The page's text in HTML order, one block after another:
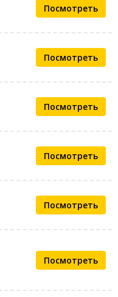
Посмотреть
Посмотреть
Посмотреть
Посмотреть
Посмотреть
Посмотреть